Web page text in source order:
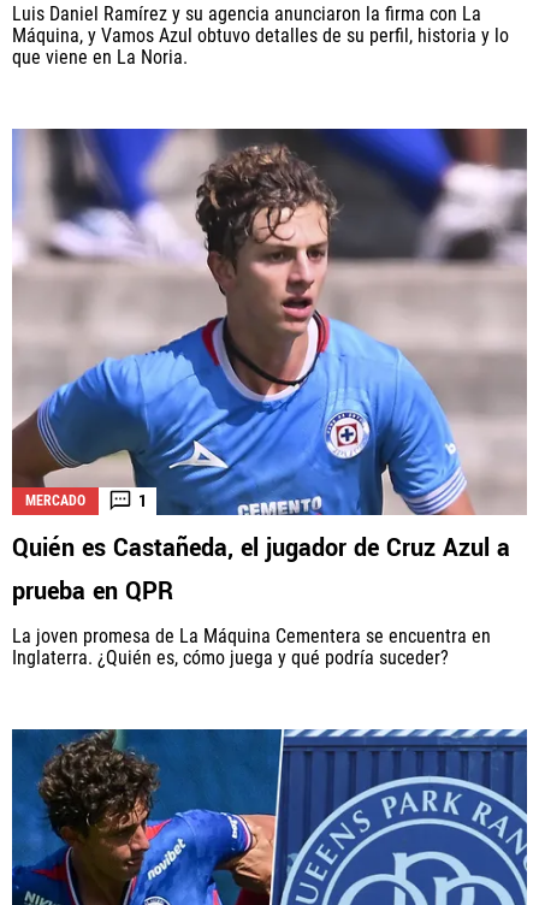
Luis Daniel Ramírez y su agencia anunciaron la firma con La
Máquina, y Vamos Azul obtuvo detalles de su perfil, historia y lo
que viene en La Noria.
MERCADO 1
Quién es Castañeda, el jugador de Cruz Azul a
prueba en QPR
La joven promesa de La Máquina Cementera se encuentra en
Inglaterra. ¿Quién es, cómo juega y qué podría suceder?